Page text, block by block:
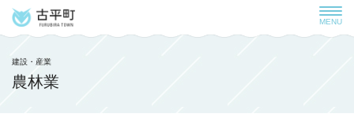
MENU
建設・産業
農林業